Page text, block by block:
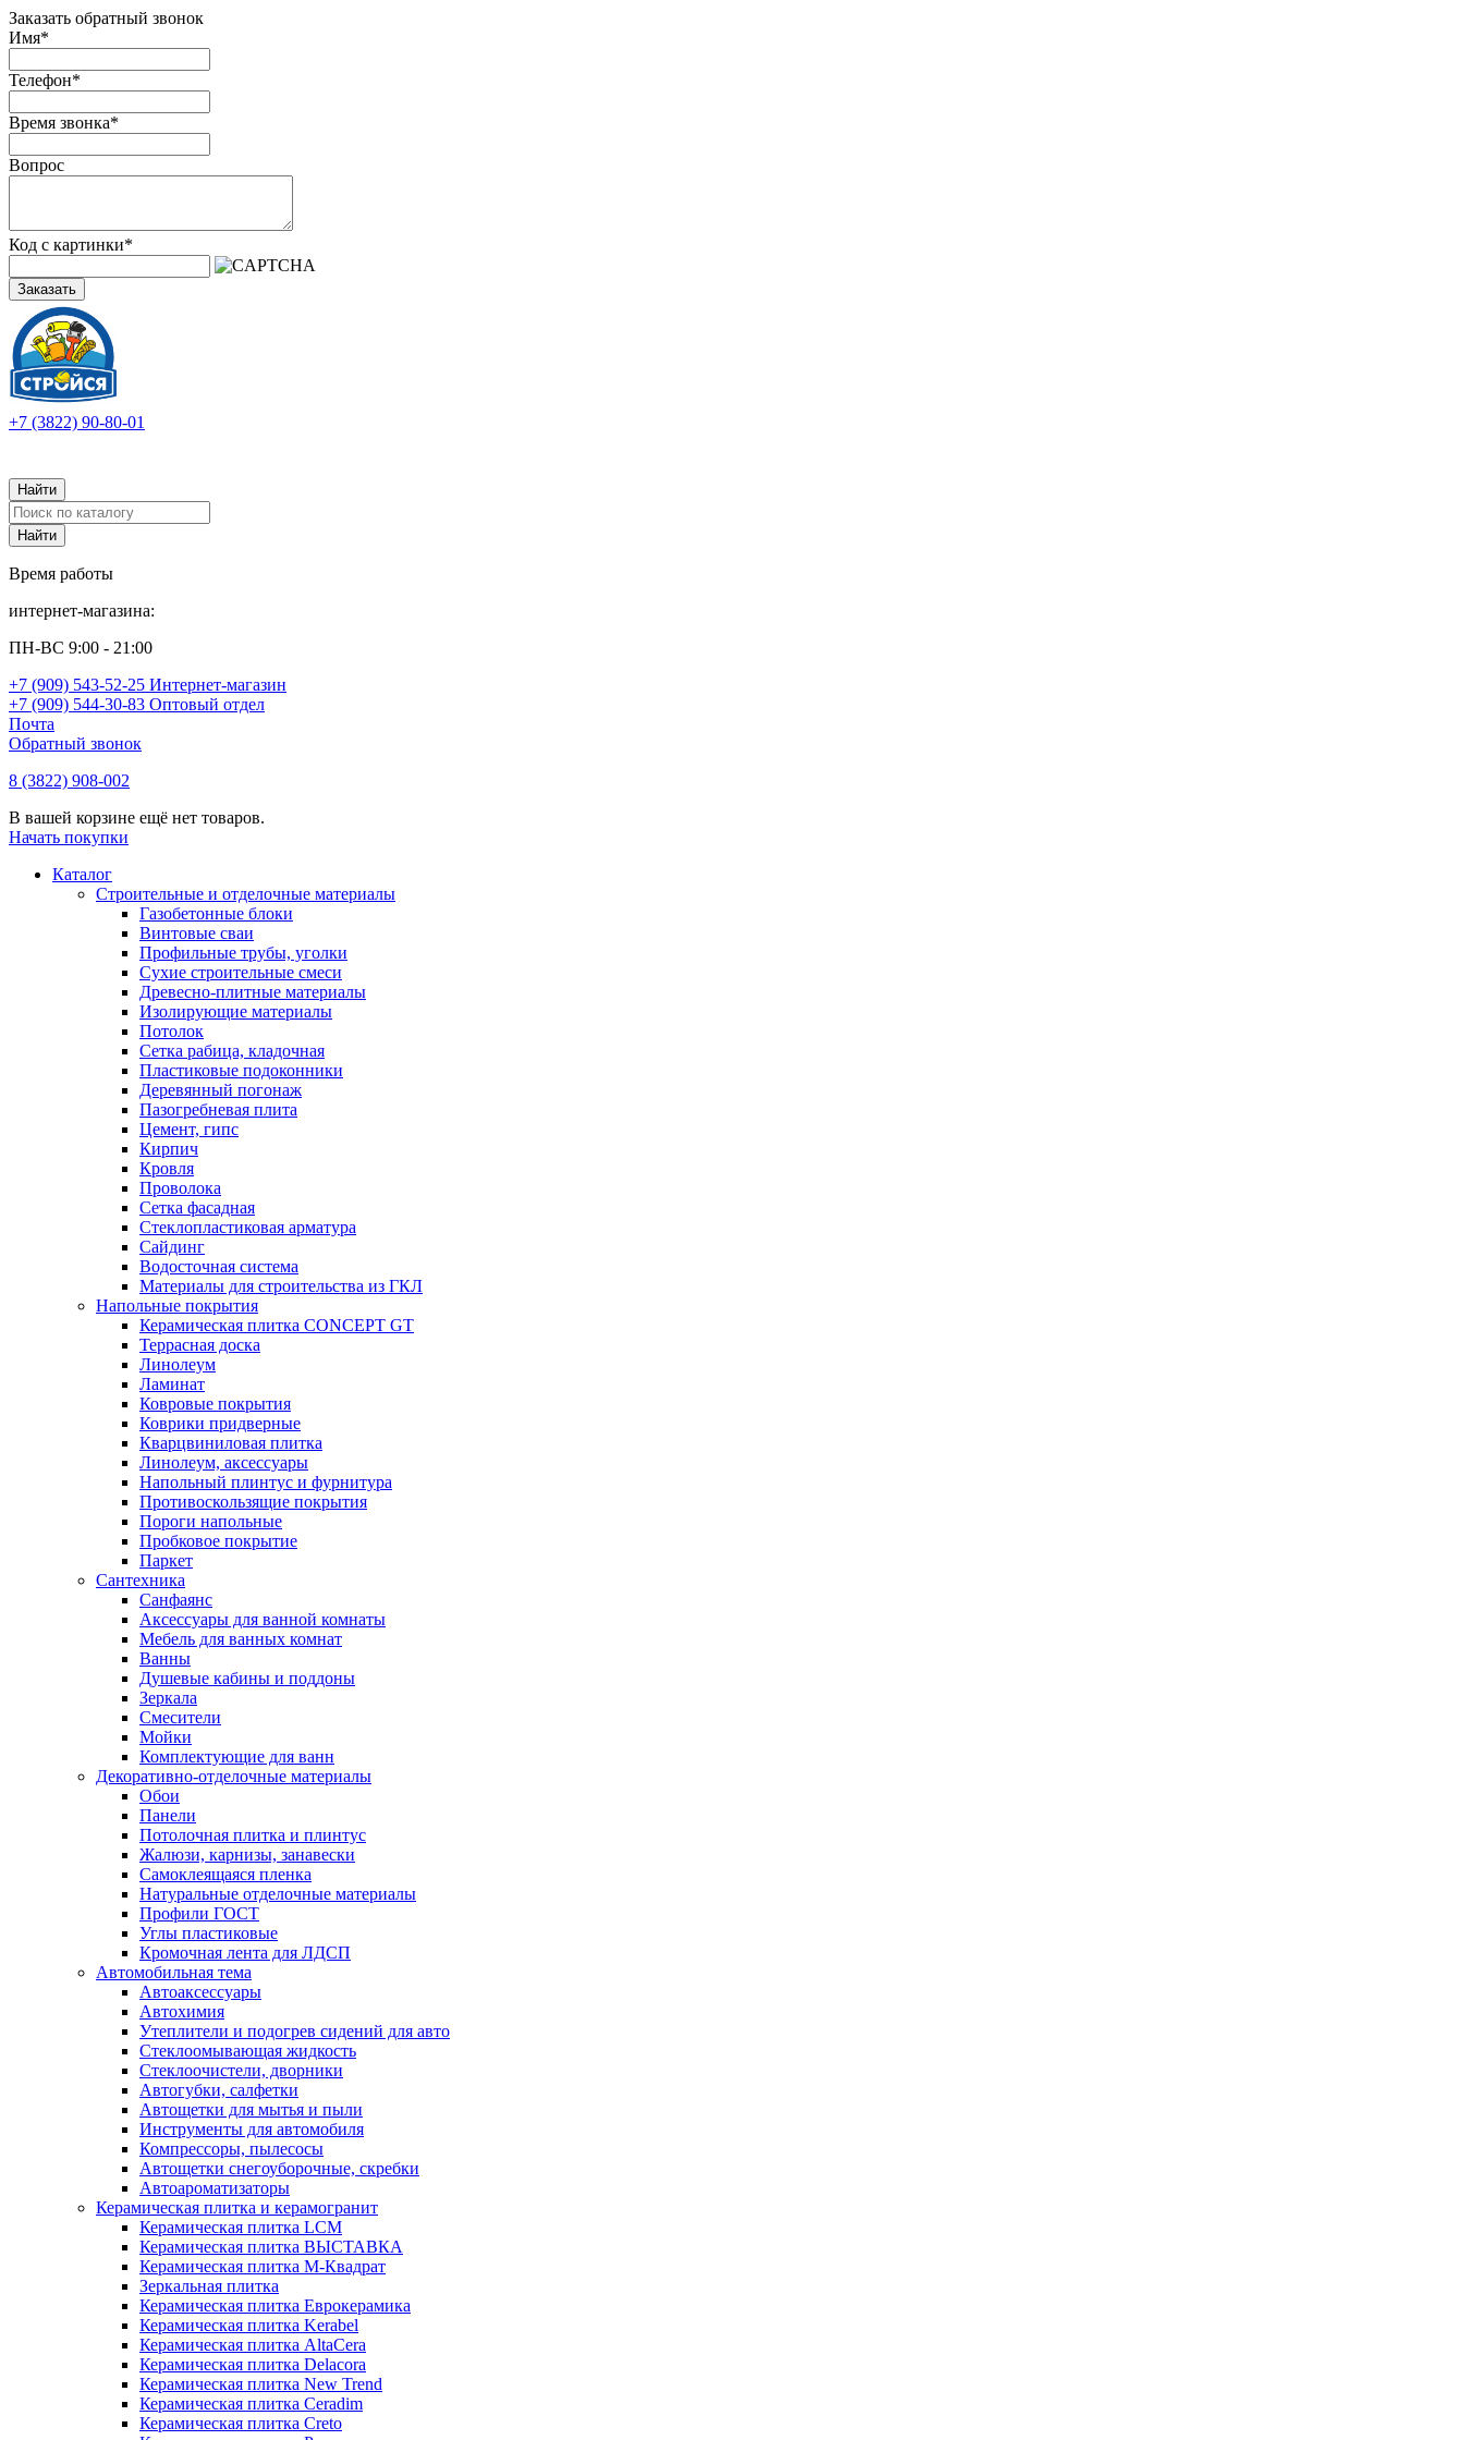
Заказать обратный звонок
Имя*
Телефон*
Время звонка*
Вопрос
Код с картинки*
Заказать
+7 (3822) 90-80-01
Время работы
интернет-магазина:
ПН-ВС 9:00 - 21:00
+7 (909) 543-52-25 Интернет-магазин
+7 (909) 544-30-83 Оптовый отдел
Почта
Обратный звонок
8 (3822) 908-002
В вашей корзине ещё нет товаров.
Начать покупки
Каталог
Строительные и отделочные материалы
Газобетонные блоки
Винтовые сваи
Профильные трубы, уголки
Сухие строительные смеси
Древесно-плитные материалы
Изолирующие материалы
Потолок
Сетка рабица, кладочная
Пластиковые подоконники
Деревянный погонаж
Пазогребневая плита
Цемент, гипс
Кирпич
Кровля
Проволока
Сетка фасадная
Стеклопластиковая арматура
Сайдинг
Водосточная система
Материалы для строительства из ГКЛ
Напольные покрытия
Керамическая плитка CONCEPT GT
Террасная доска
Линолеум
Ламинат
Ковровые покрытия
Коврики придверные
Кварцвиниловая плитка
Линолеум, аксессуары
Напольный плинтус и фурнитура
Противоскользящие покрытия
Пороги напольные
Пробковое покрытие
Паркет
Сантехника
Санфаянс
Аксессуары для ванной комнаты
Мебель для ванных комнат
Ванны
Душевые кабины и поддоны
Зеркала
Смесители
Мойки
Комплектующие для ванн
Декоративно-отделочные материалы
Обои
Панели
Потолочная плитка и плинтус
Жалюзи, карнизы, занавески
Самоклеящаяся пленка
Натуральные отделочные материалы
Профили ГОСТ
Углы пластиковые
Кромочная лента для ЛДСП
Автомобильная тема
Автоаксессуары
Автохимия
Утеплители и подогрев сидений для авто
Стеклоомывающая жидкость
Стеклоочистели, дворники
Автогубки, салфетки
Автощетки для мытья и пыли
Инструменты для автомобиля
Компрессоры, пылесосы
Автощетки снегоуборочные, скребки
Автоароматизаторы
Керамическая плитка и керамогранит
Керамическая плитка LCM
Керамическая плитка ВЫСТАВКА
Керамическая плитка М-Квадрат
Зеркальная плитка
Керамическая плитка Еврокерамика
Керамическая плитка Kerabel
Керамическая плитка AltaCera
Керамическая плитка Delacora
Керамическая плитка New Trend
Керамическая плитка Ceradim
Керамическая плитка Creto